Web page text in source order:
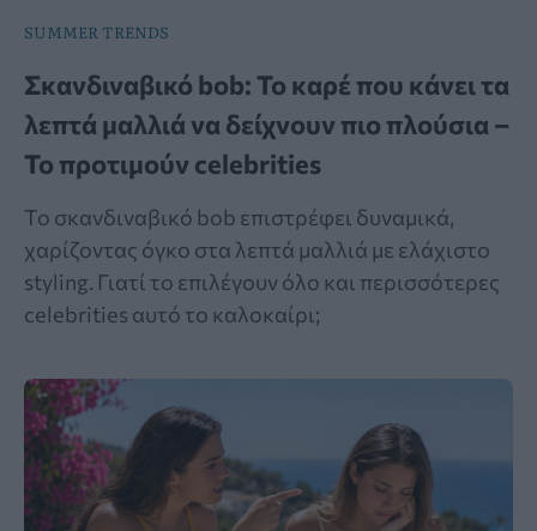
SUMMER TRENDS
Σκανδιναβικό bob: Το καρέ που κάνει τα
λεπτά μαλλιά να δείχνουν πιο πλούσια –
Το προτιμούν celebrities
Το σκανδιναβικό bob επιστρέφει δυναμικά,
χαρίζοντας όγκο στα λεπτά μαλλιά με ελάχιστο
styling. Γιατί το επιλέγουν όλο και περισσότερες
celebrities αυτό το καλοκαίρι;